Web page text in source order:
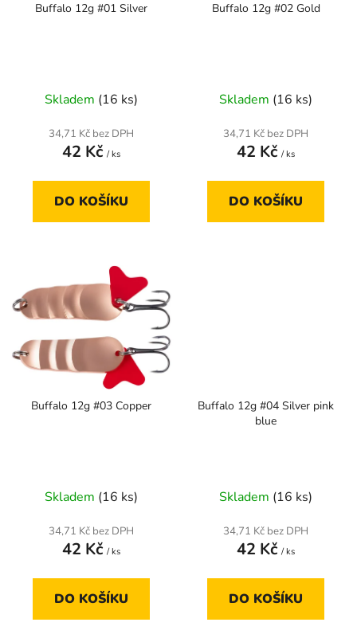
Buffalo 12g #01 Silver
Skladem (16 ks)
34,71 Kč bez DPH
42 Kč / ks
DO KOŠÍKU
Buffalo 12g #02 Gold
Skladem (16 ks)
34,71 Kč bez DPH
42 Kč / ks
DO KOŠÍKU
Buffalo 12g #03 Copper
Skladem (16 ks)
34,71 Kč bez DPH
42 Kč / ks
DO KOŠÍKU
Buffalo 12g #04 Silver pink
blue
Skladem (16 ks)
34,71 Kč bez DPH
42 Kč / ks
DO KOŠÍKU